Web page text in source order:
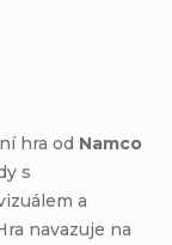
hra od Namco
s
a
navazuje na